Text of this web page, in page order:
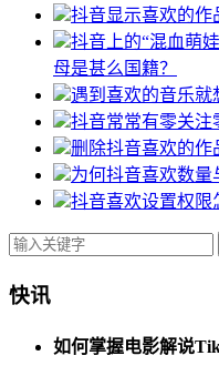
抖音显示喜欢的作
抖音上的“混血萌
母是甚么国籍？
遇到喜欢的音乐就
抖音常常有零关注
删除抖音喜欢的作
为何抖音喜欢数量
抖音喜欢设置权限
快讯
如何掌握电影解说